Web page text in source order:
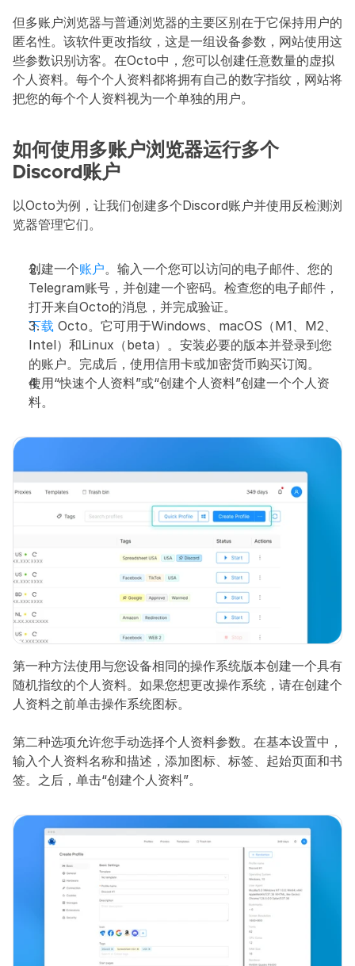
但多账户浏览器与普通浏览器的主要区别在于它保持用户的
匿名性。该软件更改指纹，这是一组设备参数，网站使用这
些参数识别访客。在Octo中，您可以创建任意数量的虚拟
个人资料。每个个人资料都将拥有自己的数字指纹，网站将
把您的每个个人资料视为一个单独的用户。
如何使用多账户浏览器运行多个
Discord账户
以Octo为例，让我们创建多个Discord账户并使用反检测浏
览器管理它们。
创建一个账户。输入一个您可以访问的电子邮件、您的
Telegram账号，并创建一个密码。检查您的电子邮件，
打开来自Octo的消息，并完成验证。
下载 Octo。它可用于Windows、macOS（M1、M2、
Intel）和Linux（beta）。安装必要的版本并登录到您
的账户。完成后，使用信用卡或加密货币购买订阅。
使用“快速个人资料”或“创建个人资料”创建一个个人资
料。
第一种方法使用与您设备相同的操作系统版本创建一个具有
随机指纹的个人资料。如果您想更改操作系统，请在创建个
人资料之前单击操作系统图标。
第二种选项允许您手动选择个人资料参数。在基本设置中，
输入个人资料名称和描述，添加图标、标签、起始页面和书
签。之后，单击“创建个人资料”。